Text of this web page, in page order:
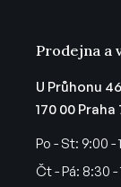
Prodejna a
U Průhonu
170 00 Praha
Po - St: 9:00 -
Čt - Pá: 8:30 -